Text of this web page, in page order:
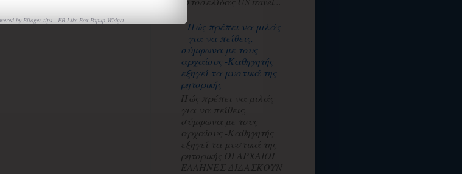
byBlloger tips -FB Like Box Popup Widget
Πώς πρέπει να μιλάς
για να πείθεις,
σύμφωνα με τους
αρχαίους -Καθηγητής
εξηγεί τα μυστικά της
ρητορικής
Πώς πρέπει να μιλάς
για να πείθεις,
σύμφωνα με τους
αρχαίους -Καθηγητής
εξηγεί τα μυστικά της
ρητορικής ΟΙ ΑΡΧΑΙΟΙ
ΕΛΛΗΝΕΣ ΔΙΔΑΣΚΟΥΝ